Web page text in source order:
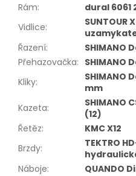
Rám:
dural 6061
Vidlice:
SUNTOUR
Řazení:
SHIMANO
Přehazovačka: SHIMANO
Kliky:
SHIMANO
mm
Kazeta:
SHIMANO
(12)
Řetěz:
KMC X12
Brzdy:
TEKTRO
Náboje:
QUANDO